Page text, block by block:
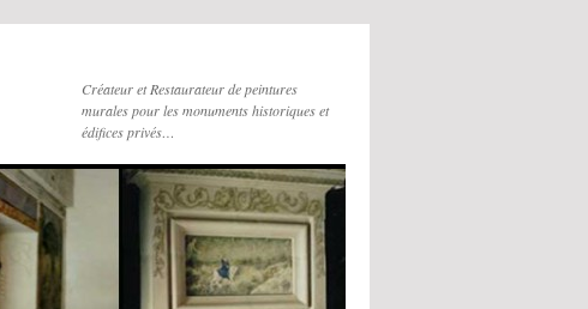
Créateur et Restaurateur de peintures
murales pour les monuments historiques et
édifices privés…